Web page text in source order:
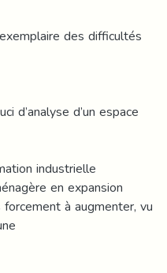
des difficultés
d’analyse d’un espace
industrielle
en expansion
à augmenter, vu